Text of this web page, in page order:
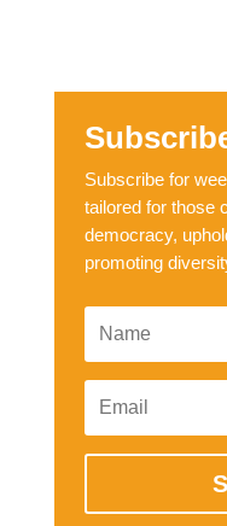
Subscribe for
tailored for those
democracy,
promoting